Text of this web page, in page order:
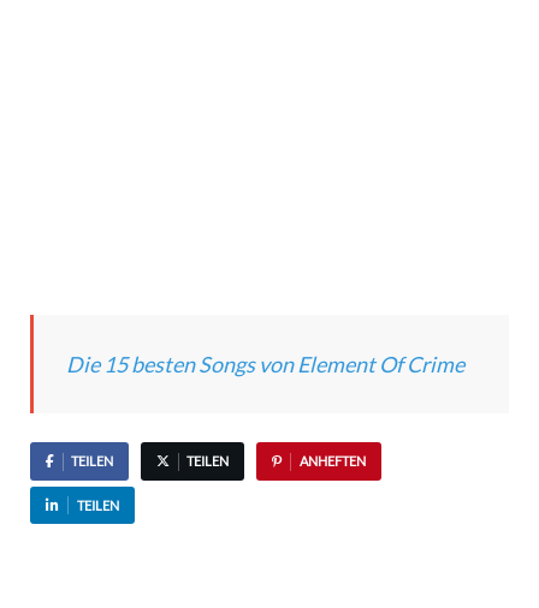
Die 15 besten Songs von Element Of Crime
TEILEN TEILEN ANHEFTEN
TEILEN